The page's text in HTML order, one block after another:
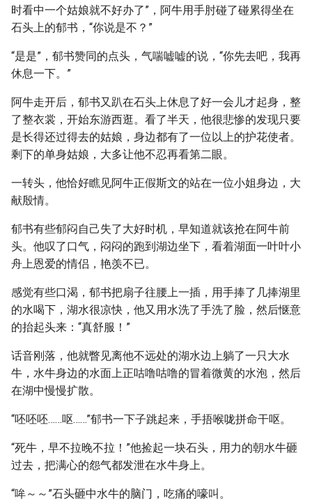
时看中一个姑娘就不好办了”，阿牛用手肘碰了碰累得坐在
石头上的郁书，“你说是不？”
“是是”，郁书赞同的点头，气喘嘘嘘的说，“你先去吧，我再
休息一下。”
阿牛走开后，郁书又趴在石头上休息了好一会儿才起身，整
了整衣裳，开始东游西逛。看了半天，他很悲惨的发现只要
是长得还过得去的姑娘，身边都有了一位以上的护花使者。
剩下的单身姑娘，大多让他不忍再看第二眼。
一转头，他恰好瞧见阿牛正假斯文的站在一位小姐身边，大
献殷情。
郁书有些郁闷自己失了大好时机，早知道就该抢在阿牛前
头。他叹了口气，闷闷的跑到湖边坐下，看着湖面一叶叶小
舟上恩爱的情侣，艳羡不已。
感觉有些口渴，郁书把扇子往腰上一插，用手捧了几捧湖里
的水喝下，湖水很凉快，他又用水洗了手洗了脸，然后惬意
的抬起头来：“真舒服！”
话音刚落，他就瞥见离他不远处的湖水边上躺了一只大水
牛，水牛身边的水面上正咕噜咕噜的冒着微黄的水泡，然后
在湖中慢慢扩散。
“呸呸呸……呕……”郁书一下子跳起来，手捂喉咙拼命干呕。
“死牛，早不拉晚不拉！”他捡起一块石头，用力的朝水牛砸
过去，把满心的怨气都发泄在水牛身上。
“哞～～”石头砸中水牛的脑门，吃痛的嚎叫。